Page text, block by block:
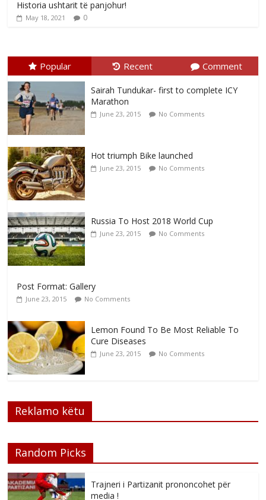
Historia ushtarit të panjohur!
May 18, 2021 0
Popular Recent Comment
Sairah Tundukar- first to complete ICY
Marathon
June 23, 2015 No Comments
Hot triumph Bike launched
June 23, 2015 No Comments
Russia To Host 2018 World Cup
June 23, 2015 No Comments
Post Format: Gallery
June 23, 2015 No Comments
Lemon Found To Be Most Reliable To
Cure Diseases
June 23, 2015 No Comments
Reklamo këtu
Random Picks
Trajneri i Partizanit prononcohet për
media !